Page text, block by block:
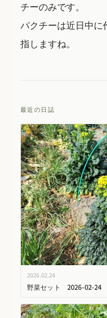
チーのみです。
パクチーは近日中に
指しますね。
最近の日誌
2026.02.24
野菜セット 2026-02-24